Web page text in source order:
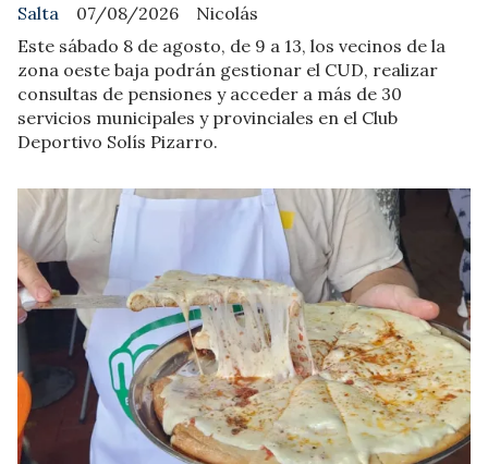
Nicolás
Salta
07/08/2026
Este sábado 8 de agosto, de 9 a 13, los vecinos de la
zona oeste baja podrán gestionar el CUD, realizar
consultas de pensiones y acceder a más de 30
servicios municipales y provinciales en el Club
Deportivo Solís Pizarro.